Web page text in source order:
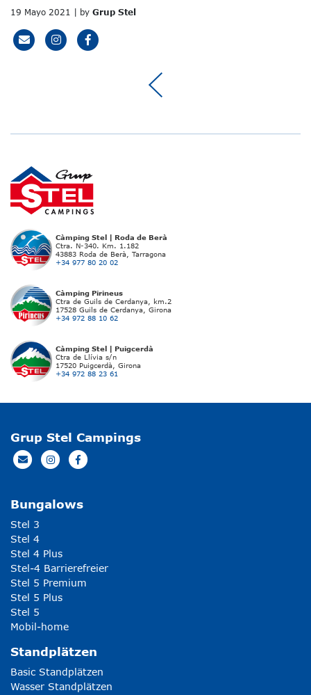
19 Mayo 2021 | by Grup Stel
Càmping Stel | Roda de Berà
Ctra. N-340. Km. 1.182
43883 Roda de Berà, Tarragona
+34 977 80 20 02
Càmping Pirineus
Ctra de Guils de Cerdanya, km.2
17528 Guils de Cerdanya, Girona
+34 972 88 10 62
Càmping Stel | Puigcerdà
Ctra de Llívia s/n
17520 Puigcerdà, Girona
+34 972 88 23 61
Grup Stel Campings
Bungalows
Stel 3
Stel 4
Stel 4 Plus
Stel-4 Barrierefreier
Stel 5 Premium
Stel 5 Plus
Stel 5
Mobil-home
Standplätzen
Basic Standplätzen
Wasser Standplätzen